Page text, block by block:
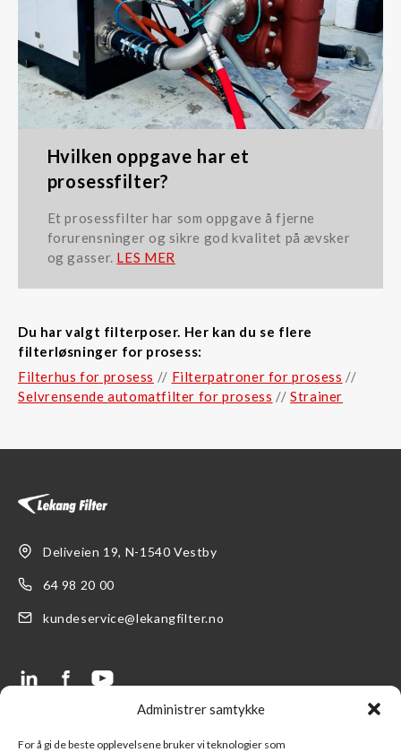
Administrer samtykke
For å gi de beste opplevelsene bruker vi teknologier som
Hvilken oppgave har et
prosessfilter?
Et prosessfilter har som oppgave å fjerne
forurensninger og sikre god kvalitet på ævsker
og gasser. LES MER
Du har valgt filterposer. Her kan du se flere
filterløsninger for prosess:
Filterhus for prosess // Filterpatroner for prosess //
Selvrensende automatfilter for prosess //Strainer
Deliveien 19, N-1540 Vestby
64 98 20 00
kundeservice@lekangfilter.no